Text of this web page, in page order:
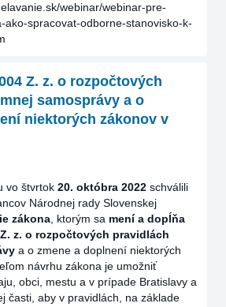
webinar/webinar-pre-
ako-spracovat-odborne-stanovisko-k-
Z. z. o rozpočtových
samosprávy a o
niektorých zákonov v
vo štvrtok 20. októbra 2022 schválili
Národnej rady Slovenskej
zákona , ktorým sa mení a dopĺňa
z. o rozpočtových pravidlách
a o zmene a doplnení niektorých
návrhu zákona je umožniť
obci, mestu a v prípade Bratislavy a
časti, aby v pravidlách, na základe